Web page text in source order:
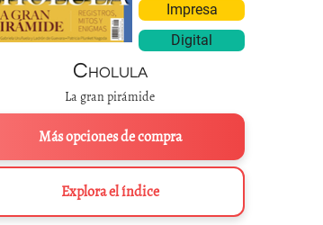
Variantes para el
Impresa
Digital
Cholula
La gran pirámide
Más opciones de compra
Explora el índice